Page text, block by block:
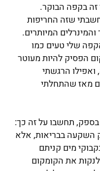
זה בקפה הבוקר.
שזה החריפות
המיותרים.
שלי טעים כמו
הפסיק להיות מעוטר
הרגשתי
מאז שהתחלתי
תחשבו על זה כך:
השקעה בבריאות, אלא
מים קניתם
את הקומקום